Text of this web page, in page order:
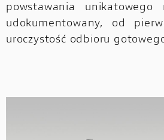
powstawania unikatowego
udokumentowany, od
uroczystość odbioru